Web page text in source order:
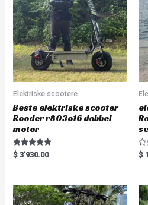
5
Elektriske scootere
Beste elektriske scooter
Rooder r803o16 dobbel
motor
Rated
5.00
$ 3'930.00
R
a
0
o
u
$